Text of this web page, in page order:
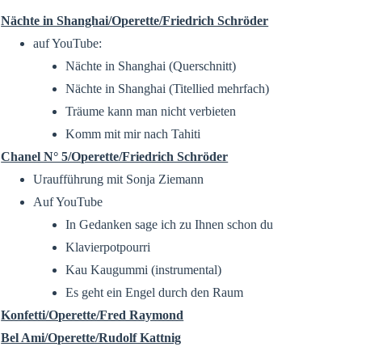
Nächte in Shanghai/Operette/Friedrich Schröder
auf YouTube:
Nächte in Shanghai (Querschnitt)
Nächte in Shanghai (Titellied mehrfach)
Träume kann man nicht verbieten
Komm mit mir nach Tahiti
Chanel N° 5/Operette/Friedrich Schröder
Uraufführung mit Sonja Ziemann
Auf YouTube
In Gedanken sage ich zu Ihnen schon du
Klavierpotpourri
Kau Kaugummi (instrumental)
Es geht ein Engel durch den Raum
Konfetti/Operette/Fred Raymond
Bel Ami/Operette/Rudolf Kattnig